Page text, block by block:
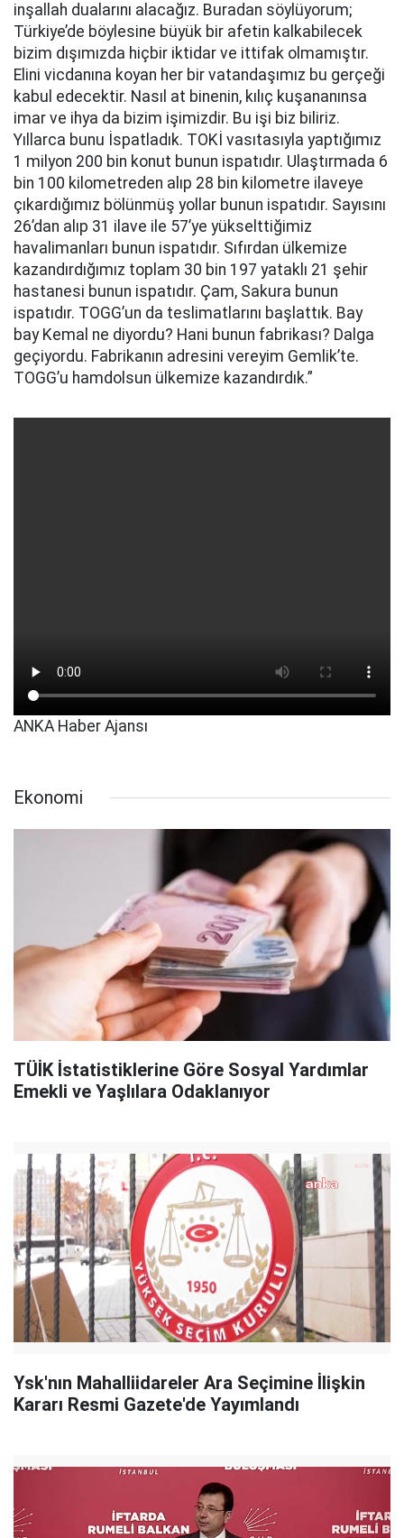
inşallah dualarını alacağız. Buradan söylüyorum;
Türkiye’de böylesine büyük bir afetin kalkabilecek
bizim dışımızda hiçbir iktidar ve ittifak olmamıştır.
Elini vicdanına koyan her bir vatandaşımız bu gerçeği
kabul edecektir. Nasıl at binenin, kılıç kuşananınsa
imar ve ihya da bizim işimizdir. Bu işi biz biliriz.
Yıllarca bunu İspatladık. TOKİ vasıtasıyla yaptığımız
1 milyon 200 bin konut bunun ispatıdır. Ulaştırmada 6
bin 100 kilometreden alıp 28 bin kilometre ilaveye
çıkardığımız bölünmüş yollar bunun ispatıdır. Sayısını
26’dan alıp 31 ilave ile 57’ye yükselttiğimiz
havalimanları bunun ispatıdır. Sıfırdan ülkemize
kazandırdığımız toplam 30 bin 197 yataklı 21 şehir
hastanesi bunun ispatıdır. Çam, Sakura bunun
ispatıdır. TOGG’un da teslimatlarını başlattık. Bay
bay Kemal ne diyordu? Hani bunun fabrikası? Dalga
geçiyordu. Fabrikanın adresini vereyim Gemlik’te.
TOGG’u hamdolsun ülkemize kazandırdık.”
ANKA Haber Ajansı
Ekonomi
TÜİK İstatistiklerine Göre Sosyal Yardımlar
Emekli ve Yaşlılara Odaklanıyor
Ysk'nın Mahalliidareler Ara Seçimine İlişkin
Kararı Resmi Gazete'de Yayımlandı